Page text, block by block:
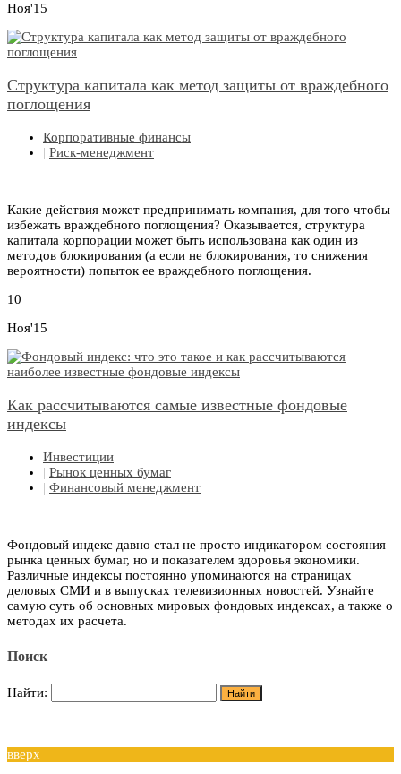
Ноя'15
Структура капитала как метод защиты от враждебного
поглощения
Корпоративные финансы
| Риск-менеджмент
Какие действия может предпринимать компания, для того чтобы
избежать враждебного поглощения? Оказывается, структура
капитала корпорации может быть использована как один из
методов блокирования (а если не блокирования, то снижения
вероятности) попыток ее враждебного поглощения.
10
Ноя'15
Как рассчитываются самые известные фондовые
индексы
Инвестиции
| Рынок ценных бумаг
| Финансовый менеджмент
Фондовый индекс давно стал не просто индикатором состояния
рынка ценных бумаг, но и показателем здоровья экономики.
Различные индексы постоянно упоминаются на страницах
деловых СМИ и в выпусках телевизионных новостей. Узнайте
самую суть об основных мировых фондовых индексах, а также о
методах их расчета.
Поиск
Найти:
вверх